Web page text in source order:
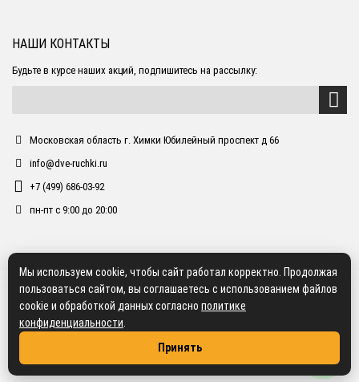
НАШИ КОНТАКТЫ
Будьте в курсе наших акций, подпишитесь на рассылку:
Московская область г. Химки Юбилейный проспект д 66
info@dve-ruchki.ru
+7 (499) 686-03-92
пн-пт с 9:00 до 20:00
Мы используем cookie, чтобы сайт работал корректно. Продолжая
пользоваться сайтом, вы соглашаетесь с использованием файлов
cookie и обработкой данных согласно политике
конфиденциальности
Принять